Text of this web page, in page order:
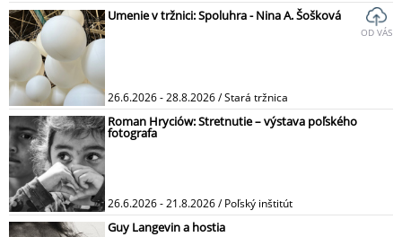
Umenie v tržnici: Spoluhra - Nina A. Šošková
26.6.2026 - 28.8.2026 / Stará tržnica
OD VÁS
Roman Hryciów: Stretnutie – výstava poľského
fotografa
26.6.2026 - 21.8.2026 / Poľský inštitút
Guy Langevin a hostia